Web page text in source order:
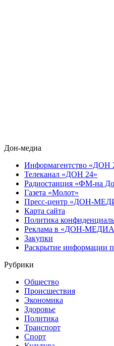
Дон-медиа
Информагентство «ДОН
Телеканал «ДОН 24»
Радиостанция «ФМ-на
Газета «Молот»
Пресс-центр «ДОН-
Карта сайта
Политика
Реклама в «ДОН-
Закупки
Раскрытие информации
Рубрики
Общество
Происшествия
Экономика
Здоровье
Политика
Транспорт
Спорт